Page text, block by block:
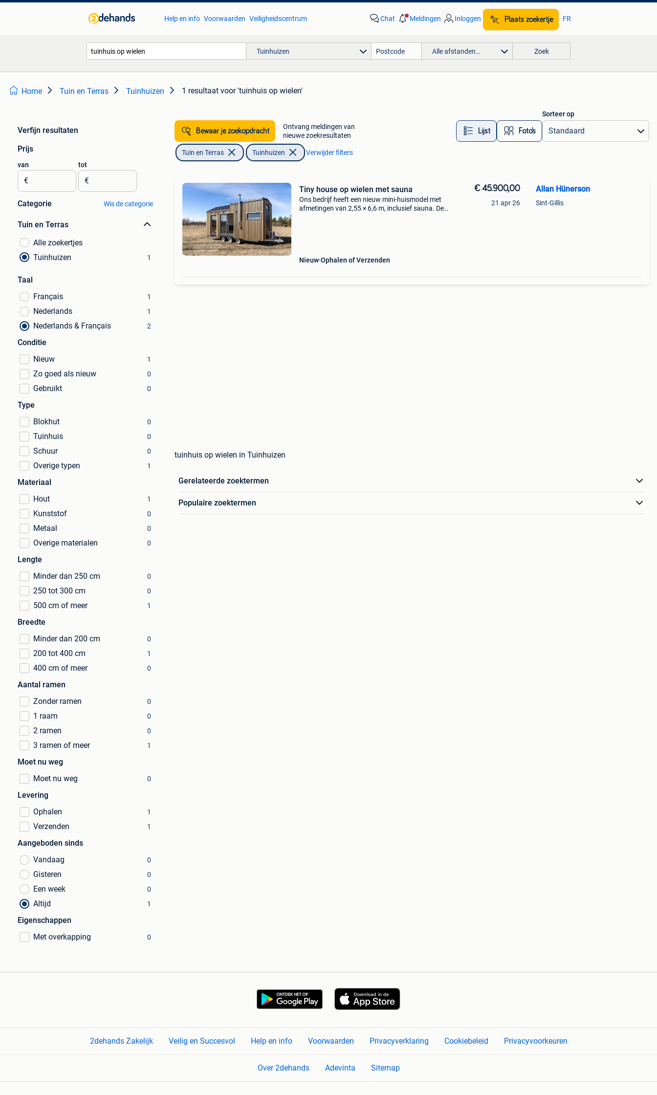
Help en info Voorwaarden Veiligheidscentrum Chat Meldingen Inloggen Plaats zoekertje FR
Tuinhuizen Alle afstanden… Zoek
Home Tuin en Terras Tuinhuizen 1 resultaat voor 'tuinhuis op wielen'
Verfijn resultaten
Prijs
van
€
tot
€
Categorie Wis de categorie
Tuin en Terras
Alle zoekertjes
Tuinhuizen
1
Taal
Français
1
Nederlands 1
Nederlands & Français 2
Conditie
Nieuw
1
Zo goed als nieuw 0
Gebruikt 0
Type
Blokhut
0
Tuinhuis 0
Schuur 0
Overige typen 1
Materiaal
Hout
1
Kunststof 0
Metaal 0
Overige materialen 0
Lengte
Minder dan 250 cm
0
250 tot 300 cm 0
500 cm of meer 1
Breedte
Minder dan 200 cm
0
200 tot 400 cm 1
400 cm of meer 0
Aantal ramen
Zonder ramen
0
1 raam 0
2 ramen 0
3 ramen of meer 1
Moet nu weg
Moet nu weg
0
Levering
Ophalen
1
Verzenden 1
Aangeboden sinds
Vandaag
0
Gisteren 0
Een week 0
Altijd 1
Eigenschappen
Met overkapping
0
Bewaar je zoekopdracht
Ontvang meldingen van
nieuwe zoekresultaten
Lijst Foto’s
Sorteer op
Tuin en Terras Tuinhuizen Verwijder filters
Tiny house op wielen met sauna
Ons bedrijf heeft een nieuw mini-huismodel met
afmetingen van 2,55 × 6,6 m, inclusief sauna. De
Nieuw Ophalen of Verzenden
€ 45.900,00
21 apr 26
Allan Hünerson
Sint-Gillis
tuinhuis op wielen in Tuinhuizen
Gerelateerde zoektermen
Populaire zoektermen
2dehands Zakelijk Veilig en Succesvol Help en info Voorwaarden Privacyverklaring Cookiebeleid Privacyvoorkeuren
Over 2dehands Adevinta Sitemap